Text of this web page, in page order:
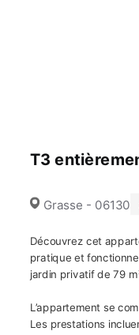
T3
Grasse - 06130
Découvrez cet
pratique et
jardin privatif de 79
L’appartement se
Les prestations